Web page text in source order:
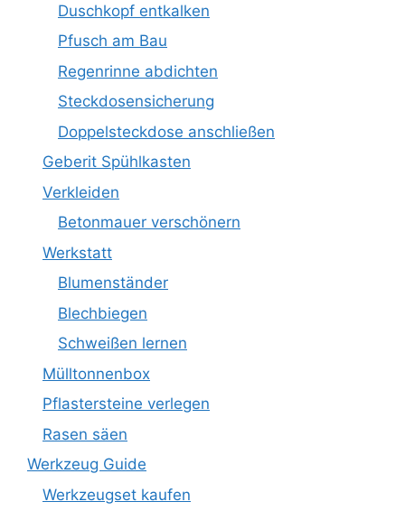
Duschkopf entkalken
Pfusch am Bau
Regenrinne abdichten
Steckdosensicherung
Doppelsteckdose anschließen
Geberit Spühlkasten
Verkleiden
Betonmauer verschönern
Werkstatt
Blumenständer
Blechbiegen
Schweißen lernen
Mülltonnenbox
Pflastersteine verlegen
Rasen säen
Werkzeug Guide
Werkzeugset kaufen